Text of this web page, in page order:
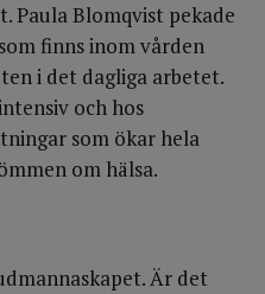
Paula Blomqvist pekade
finns inom vården
i det dagliga arbetet.
och hos
som ökar hela
om hälsa.
Är det